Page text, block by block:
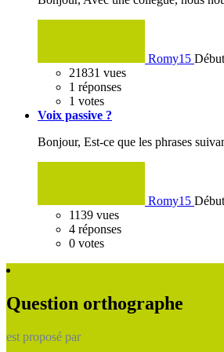
Romy15
21831 vues
1 réponses
1 votes
Voix passive ?
Bonjour, Est-ce que les phrases
Romy15
1139 vues
4 réponses
0 votes
Question orthographe
est proposé par